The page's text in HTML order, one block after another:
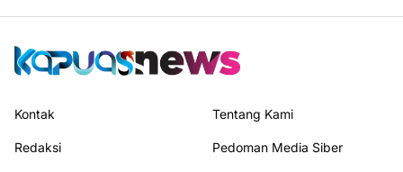
Kontak Tentang Kami
Redaksi Pedoman Media Siber